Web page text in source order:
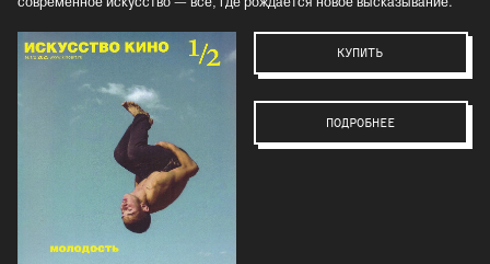
КУПИТЬ
ПОДРОБНЕЕ